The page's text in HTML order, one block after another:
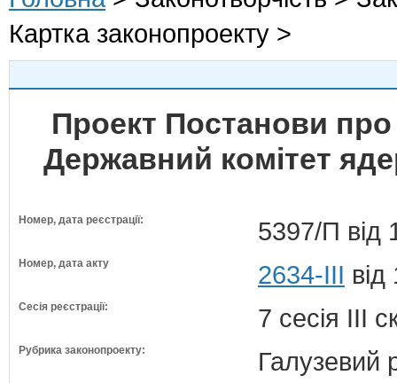
Картка законопроекту >
Проект Постанови
Державний комітет
Номер, дата реєстрації: 5397/П від
Номер, дата акту 2634-III
Сесія реєстрації: 7 сесія III
Рубрика законопроекту: Галузевий